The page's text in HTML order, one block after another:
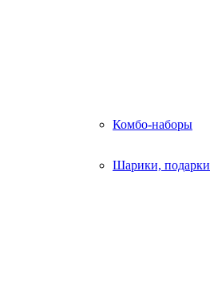
Комбо-наборы
Шарики, подарки